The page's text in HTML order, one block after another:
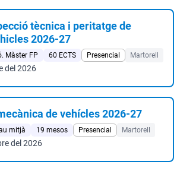
tècnica i peritatge de
2026-27
Màster FP 60 ECTS Presencial Martorell
del 2026
de vehícles 2026-27
mitjà 19 mesos Presencial Martorell
del 2026